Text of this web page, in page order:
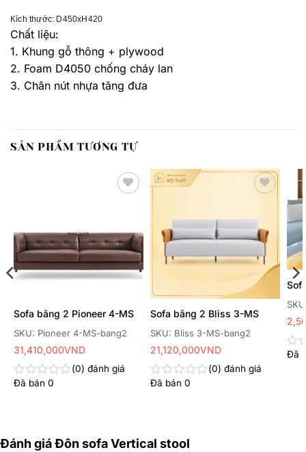
Kích thước: D450xH420
Chất liệu:
1. Khung gỗ thông + plywood
2. Foam D4050 chống cháy lan
3. Chân nút nhựa tăng đưa
SẢN PHẨM TƯƠNG TỰ
SKU: Pioneer 4-MS-bang2
Sofa băng 2 Pioneer 4-MS
Được
sao
0
đánh giá
Đã bán 0
31,410,000VND
thích
SKU: Bliss 3-MS-bang2
Sofa băng 2 Bliss 3-MS
Được
sao
0
đánh giá
Đã bán 0
21,120,000VND Đã
Đánh giá Đôn sofa Vertical stool